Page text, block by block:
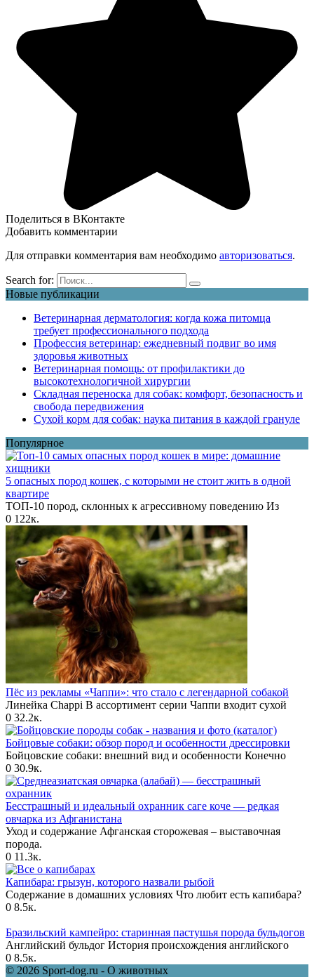
Поделиться в ВКонтакте
Добавить комментарии
Для отправки комментария вам необходимо авторизоваться.
Search for:
Новые публикации
Ветеринарная дерматология: когда кожа питомца
требует профессионального подхода
Профессия ветеринар: ежедневный подвиг во имя
здоровья животных
Ветеринарная помощь: от профилактики до
высокотехнологичной хирургии
Складная переноска для собак: комфорт, безопасность и
свобода передвижения
Сухой корм для собак: наука питания в каждой грануле
Популярное
5 опасных пород кошек, с которыми не стоит жить в одной
квартире
ТОП-10 пород, склонных к агрессивному поведению Из
0 122к.
Пёс из рекламы «Чаппи»: что стало с легендарной собакой
Линейка Chappi В ассортимент серии Чаппи входит сухой
0 32.2к.
Бойцовые собаки: обзор пород и особенности дрессировки
Бойцовские собаки: внешний вид и особенности Конечно
0 30.9к.
Бесстрашный и идеальный охранник саге коче — редкая
овчарка из Афганистана
Уход и содержание Афганская сторожевая – выставочная
порода.
0 11.3к.
Капибара: грызун, которого назвали рыбой
Содержание в домашних условиях Что любит есть капибара?
0 8.5к.
Бразильский кампейро: старинная пастушья порода бульдогов
Английский бульдог История происхождения английского
0 8.5к.
© 2026 Sport-dog.ru - О животных